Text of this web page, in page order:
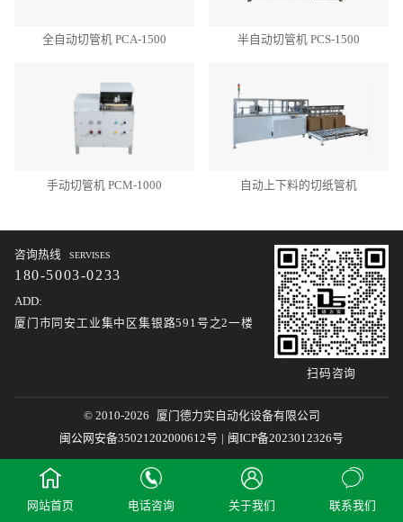
全自动切管机 PCA-1500 半自动切管机 PCS-1500
手动切管机 PCM-1000 自动上下料的切纸管机
咨询热线 SERVISES
180-5003-0233
ADD:
厦门市同安工业集中区集银路591号之2一楼
扫码咨询
© 2010-2026
厦门德力实自动化设备有限公司
闽公网安备35021202000612号 | 闽ICP备2023012326号
网站首页 电话咨询 关于我们 联系我们